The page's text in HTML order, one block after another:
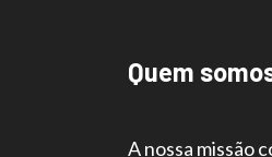
Quem
A nossa missão